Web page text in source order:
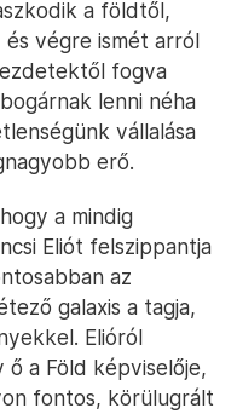
a földtől,
végre ismét arról
fogva
lenni néha
vállalása
erő.
a mindig
Eliót felszippantja
az
galaxis a tagja,
Elióról
a Föld képviselője,
fontos, körülugrált